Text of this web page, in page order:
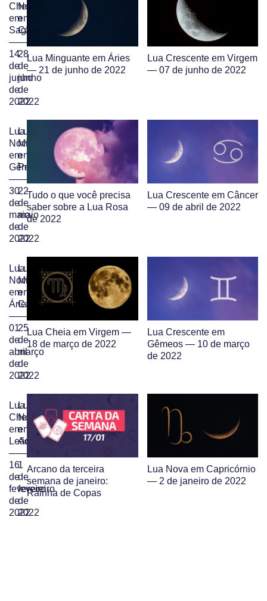
Cheia
em
Sagitário
—
14
de
junho
de
2022
Nova
em
Câncer
—
28
de
junho
de
2022
Lua Minguante em Áries
— 21 de junho de 2022
Lua Crescente em Virgem
— 07 de junho de 2022
Lua
Nova
em
Gêmeos
—
30
de
maio
de
2022
Lua
Minguante
em
Peixes
—
22
de
maio
de
2022
Tudo o que você precisa
saber sobre a Lua Rosa
de 2022
Lua Crescente em Câncer
— 09 de abril de 2022
Lua
Nova
em
Áries
—
01
de
abril
de
2022
Lua
Minguante
em
Capricórnio
—
25
de
março
de
2022
Lua Cheia em Virgem —
18 de março de 2022
Lua Crescente em
Gêmeos — 10 de março
de 2022
Lua
Cheia
em
Leão
—
16
de
fevereiro
de
2022
Lua
Nova
em
Aquário
—
1
de
fevereiro
de
2022
Arcano da terceira
semana de janeiro:
Rainha de Copas
Lua Nova em Capricórnio
— 2 de janeiro de 2022